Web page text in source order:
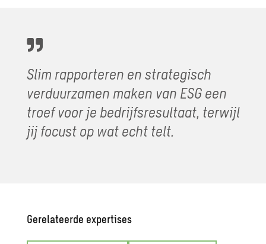
Slim rapporteren en strategisch
verduurzamen maken van ESG een
troef voor je bedrijfsresultaat, terwijl
jij focust op wat echt telt.
Gerelateerde expertises